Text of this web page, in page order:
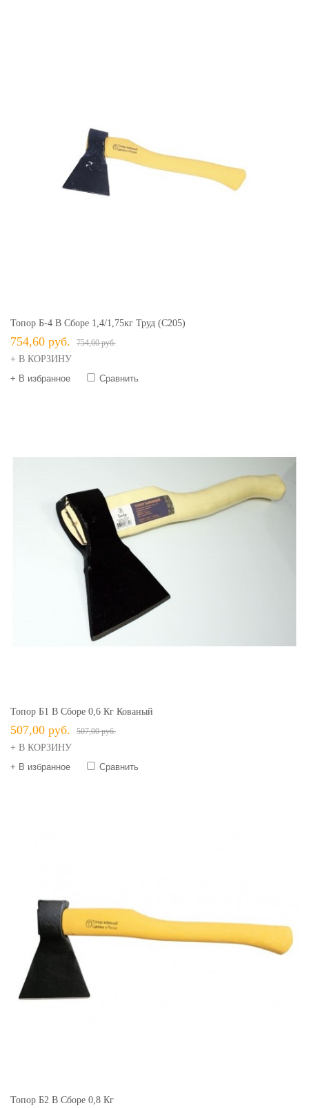
Топор Б-4 В Сборе 1,4/1,75кг Труд (С205)
754,60 руб. 754,60 руб.
+ В КОРЗИНУ
+ В избранное
Сравнить
Топор Б1 В Сборе 0,6 Кг Кованый
507,00 руб. 507,00 руб.
+ В КОРЗИНУ
+ В избранное
Сравнить
Топор Б2 В Сборе 0,8 Кг